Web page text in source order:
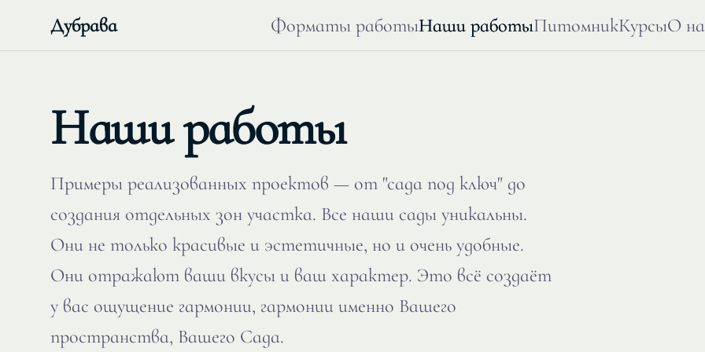
Дубрава Форматы работыНаши работыПитомникКурсыО
Наши работы
Примеры реализованных проектов — от "сада под ключ" до
создания отдельных зон участка. Все наши сады уникальны.
Они не только красивые и эстетичные, но и очень удобные.
Они отражают ваши вкусы и ваш характер. Это всё создаёт
у вас ощущение гармонии, гармонии именно Вашего
пространства, Вашего Сада.